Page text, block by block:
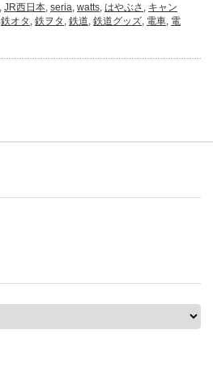
JR西日本 seria watts はやぶさ
キャン
鉄オタ 鉄ヲタ 鉄道 鉄道グッズ 電車 電